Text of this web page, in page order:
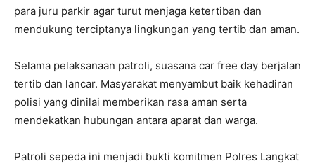
para juru parkir agar turut menjaga ketertiban dan
mendukung terciptanya lingkungan yang tertib dan aman.
Selama pelaksanaan patroli, suasana car free day berjalan
tertib dan lancar. Masyarakat menyambut baik kehadiran
polisi yang dinilai memberikan rasa aman serta
mendekatkan hubungan antara aparat dan warga.
Patroli sepeda ini menjadi bukti komitmen Polres Langkat